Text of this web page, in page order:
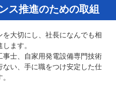
ス推進のための取組
大切にし、社長になんでも相
ます。
士、自家用発電設備専門技術
い、手に職をつけ安定した仕